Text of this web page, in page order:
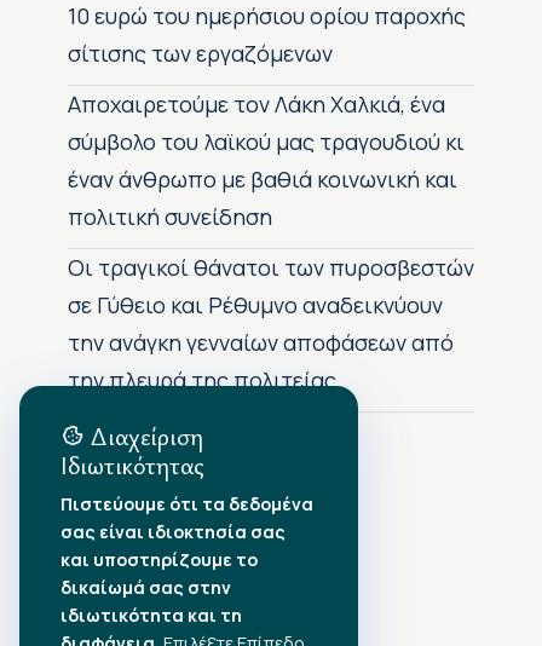
10 ευρώ του ημερήσιου ορίου παροχής
σίτισης των εργαζόμενων
Αποχαιρετούμε τον Λάκη Χαλκιά, ένα
σύμβολο του λαϊκού μας τραγουδιού κι
έναν άνθρωπο με βαθιά κοινωνική και
πολιτική συνείδηση
Οι τραγικοί θάνατοι των πυροσβεστών
σε Γύθειο και Ρέθυμνο αναδεικνύουν
την ανάγκη γενναίων αποφάσεων από
την πλευρά της πολιτείας
Αρχείο Δημοσιεύσεων
•Αύγουστος 2026
•Ιούλιος 2026
•Ιούνιος 2026
•Μάιος 2026
Διαχείριση
Ιδιωτικότητας
Πιστεύουμε ότι τα δεδομένα
σας είναι ιδιοκτησία σας
και υποστηρίζουμε το
δικαίωμά σας στην
ιδιωτικότητα και τη